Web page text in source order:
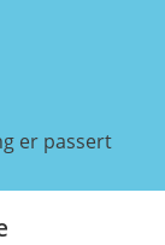
er passert